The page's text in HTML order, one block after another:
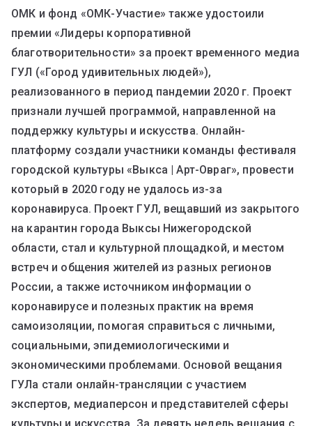
ОМК и фонд «ОМК-Участие» также удостоили
премии «Лидеры корпоративной
благотворительности» за проект временного медиа
ГУЛ («Город удивительных людей»),
реализованного в период пандемии 2020 г. Проект
признали лучшей программой, направленной на
поддержку культуры и искусства. Онлайн-
платформу создали участники команды фестиваля
городской культуры «Выкса | Арт-Овраг», провести
который в 2020 году не удалось из-за
коронавируса. Проект ГУЛ, вещавший из закрытого
на карантин города Выксы Нижегородской
области, стал и культурной площадкой, и местом
встреч и общения жителей из разных регионов
России, а также источником информации о
коронавирусе и полезных практик на время
самоизоляции, помогая справиться с личными,
социальными, эпидемиологическими и
экономическими проблемами. Основой вещания
ГУЛа стали онлайн-трансляции с участием
экспертов, медиаперсон и представителей сферы
культуры и искусства. За девять недель вещания с